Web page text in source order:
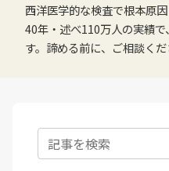
西洋医学的な検査で根本原
40年・述べ110万人の実績
す。諦める前に、ご相談くだ